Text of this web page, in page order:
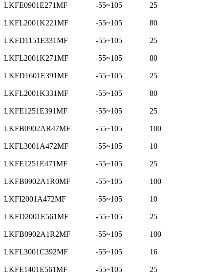
LKFE0901E271MF -55~105 25
LKFL2001K221MF -55~105 80
LKFD1151E331MF -55~105 25
LKFL2001K271MF -55~105 80
LKFD1601E391MF -55~105 25
LKFL2001K331MF -55~105 80
LKFE1251E391MF -55~105 25
LKFB0902AR47MF -55~105 100
LKFL3001A472MF -55~105 10
LKFE1251E471MF -55~105 25
LKFB0902A1R0MF -55~105 100
LKFI2001A472MF -55~105 10
LKFD2001E561MF -55~105 25
LKFB0902A1R2MF -55~105 100
LKFL3001C392MF -55~105 16
LKFE1401E561MF -55~105 25